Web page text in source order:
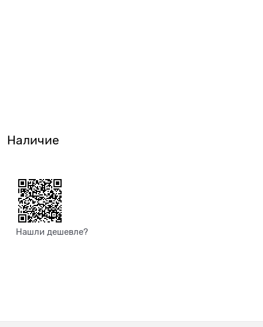
Наличие
Нашли дешевле?